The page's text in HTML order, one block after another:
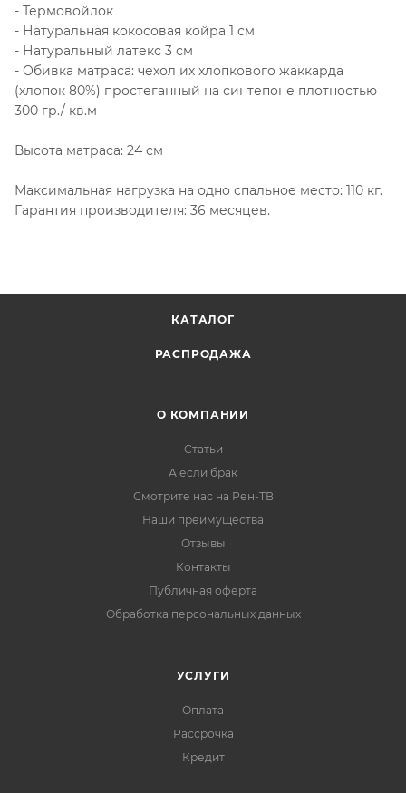
- Термовойлок
- Натуральная кокосовая койра 1 см
- Натуральный латекс 3 см
- Обивка матраса: чехол их хлопкового жаккарда
(хлопок 80%) простеганный на синтепоне плотностью
300 гр./ кв.м
Высота матраса: 24 см
Максимальная нагрузка на одно спальное место: 110 кг.
Гарантия производителя: 36 месяцев.
КАТАЛОГ
РАСПРОДАЖА
О КОМПАНИИ
Статьи
А если брак
Смотрите нас на Рен-ТВ
Наши преимущества
Отзывы
Контакты
Публичная оферта
Обработка персональных данных
УСЛУГИ
Оплата
Рассрочка
Кредит